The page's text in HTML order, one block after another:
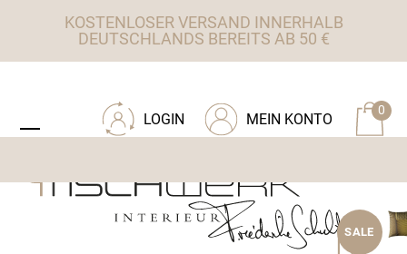
KOSTENLOSER VERSAND INNERHALB
DEUTSCHLANDS BEREITS AB 50 €
0
MEIN KONTO
LOGIN
mobile
mobile
SALE